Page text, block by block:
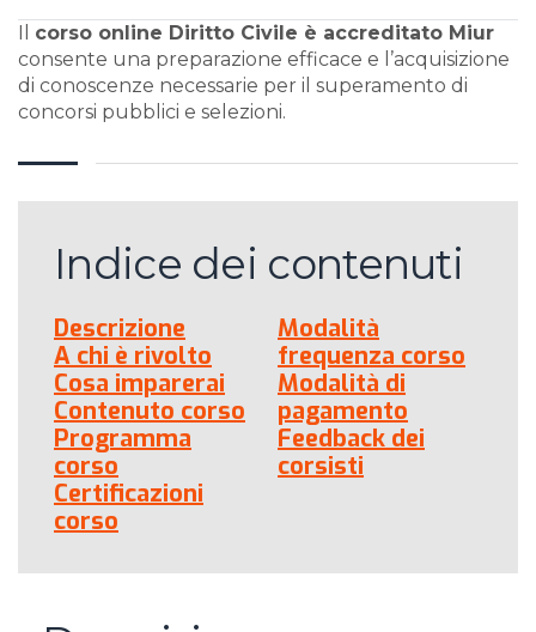
corso online Diritto Civile è accreditato Miur
consente una preparazione efficace e l’acquisizione
di conoscenze necessarie per il superamento di
concorsi pubblici e selezioni.
Indice dei contenuti
Descrizione
A chi è rivolto
Cosa imparerai
Contenuto corso
Programma
corso
Certificazioni
corso
Modalità
frequenza corso
Modalità di
pagamento
Feedback dei
corsisti